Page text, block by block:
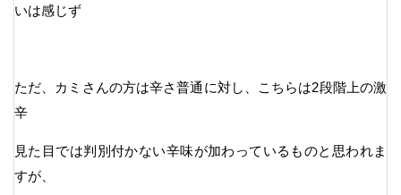
いは感じず
ただ、カミさんの方は辛さ普通に対し、こちらは2段階上の激
辛
見た目では判別付かない辛味が加わっているものと思われま
すが、